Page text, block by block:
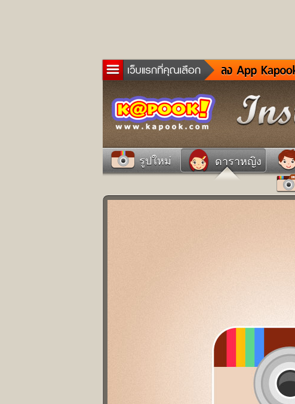
ข่าวด่วน
ละคร
เกม
ดูดวง
ผู้ชาย
แวะชิมแวะพัก
dictionary
รูปใหม่ ดาราหญิง